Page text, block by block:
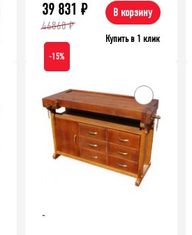
39 831 ₽
46860 ₽
В корзину
Купить в 1 клик
-15%
-